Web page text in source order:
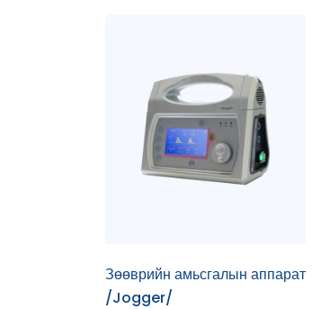
Зөөврийн амьсгалын аппарат
/Jogger/